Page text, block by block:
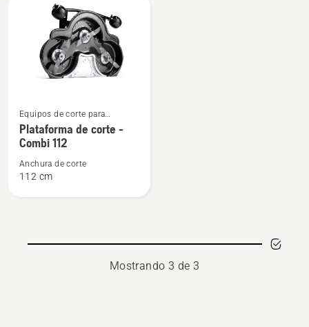
más
detalles
Plataforma
Equipos de corte para
cortacéspedes con unidad de
corte frontal y asiento para
aplicaciones residenciales
Plataforma de corte -
Combi 112
Anchura de corte
112 cm
Mostrando 3 de 3